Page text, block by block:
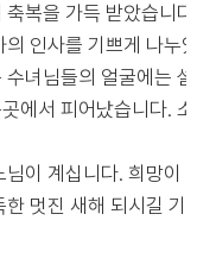
복을 가득 받았습니
인사를 기쁘게 나
녀님들의 얼굴에는
에서 피어났습니다.
이 계십니다. 희망
멋진 새해 되시길 기